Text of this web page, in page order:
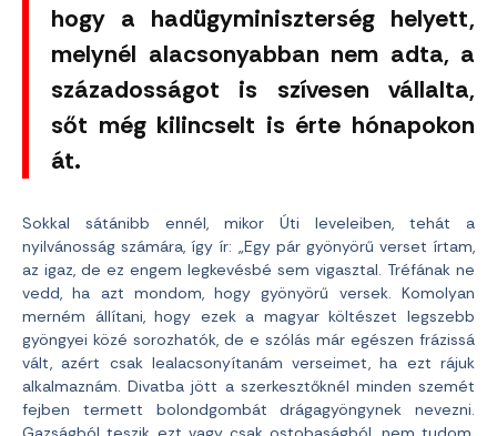
hogy a hadügyminiszterség helyett,
melynél alacsonyabban nem adta, a
századosságot is szívesen vállalta,
sőt még kilincselt is érte hónapokon
át.
Sokkal sátánibb ennél, mikor Úti leveleiben, tehát a
nyilvánosság számára, így ír: „Egy pár gyönyörű verset írtam,
az igaz, de ez engem legkevésbé sem vigasztal. Tréfának ne
vedd, ha azt mondom, hogy gyönyörű versek. Komolyan
merném állítani, hogy ezek a magyar költészet legszebb
gyöngyei közé sorozhatók, de e szólás már egészen frázissá
vált, azért csak lealacsonyítanám verseimet, ha ezt rájuk
alkalmaznám. Divatba jött a szerkesztőknél minden szemét
fejben termett bolondgombát drágagyöngynek nevezni.